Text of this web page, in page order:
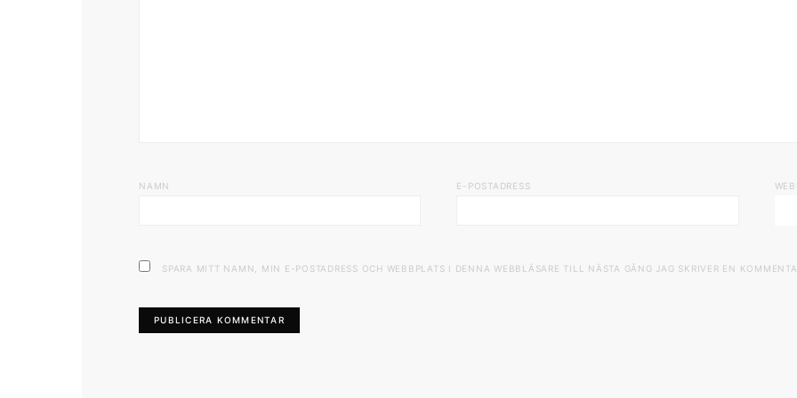
NAMN E-POSTADRESS
SPARA MITT NAMN, MIN E-POSTADRESS OCH WEBBPLATS I DENNA WEBBLÄSARE TILL NÄSTA GÅNG JAG SKRIVER EN